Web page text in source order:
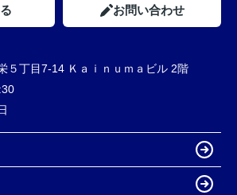
お問い合わせ
５丁目7-14 Ｋａｉｎｕｍａビル 2階